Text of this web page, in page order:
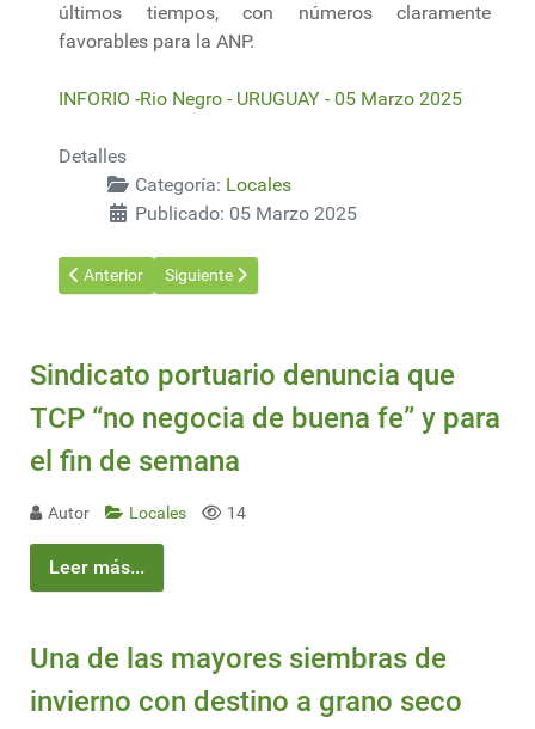
últimos tiempos, con números claramente
favorables para la ANP.
INFORIO -Rio Negro - URUGUAY - 05 Marzo 2025
Detalles
Categoría: Locales
Publicado: 05 Marzo 2025
Artículo anterior: Ambiente evalúa dos nuevos proyectos
Anterior Artículo siguiente: Clones de eucalipto: una
Siguiente
Sindicato portuario denuncia que
TCP “no negocia de buena fe” y para
el fin de semana
Autor Locales 14
Leer más...
Una de las mayores siembras de
invierno con destino a grano seco